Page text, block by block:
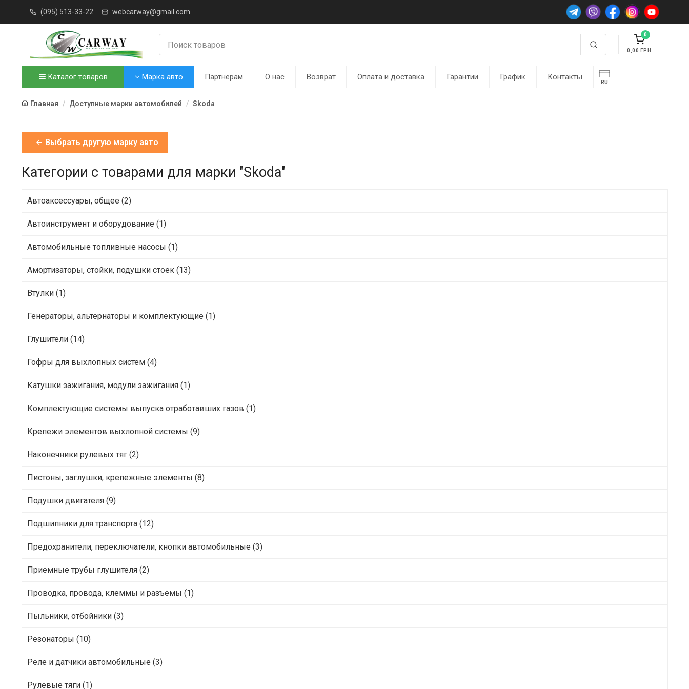
(095) 513-33-22 webcarway@gmail.com
0
0,00
Каталог товаров Марка авто Партнерам О нас Возврат Оплата и доставка Гарантии График Контакты
RU
Главная Доступные марки автомобилей Skoda
Выбрать другую марку авто
Категории с товарами для марки "Skoda"
Автоаксессуары, общее (2)
Автоинструмент и оборудование (1)
Автомобильные топливные насосы (1)
Амортизаторы, стойки, подушки стоек (13)
Втулки (1)
Генераторы, альтернаторы и комплектующие (1)
Глушители (14)
Гофры для выхлопных систем (4)
Катушки зажигания, модули зажигания (1)
Комплектующие системы выпуска отработавших газов (1)
Крепежи элементов выхлопной системы (9)
Наконечники рулевых тяг (2)
Пистоны, заглушки, крепежные элементы (8)
Подушки двигателя (9)
Подшипники для транспорта (12)
Предохранители, переключатели, кнопки автомобильные (3)
Приемные трубы глушителя (2)
Проводка, провода, клеммы и разъемы (1)
Пыльники, отбойники (3)
Резонаторы (10)
Реле и датчики автомобильные (3)
Рулевые тяги (1)